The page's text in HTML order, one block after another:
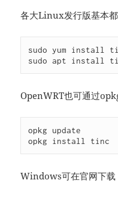
各大Linux发行版基本
sudo yum install
sudo apt install
OpenWRT也可通过
opkg update
opkg install tinc
Windows可在官网下载